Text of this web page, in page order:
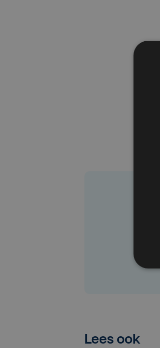
Lees ook